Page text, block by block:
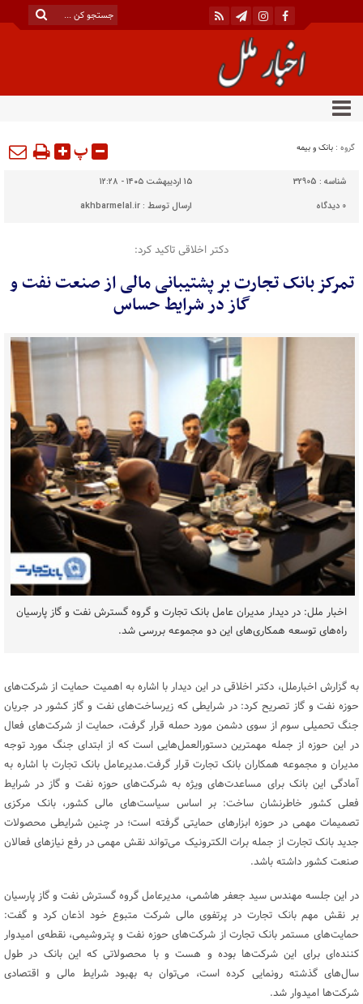
گروه : بانک و بیمه پ
شناسه : 32905
۱۵ اردیبهشت ۱۴۰۵ - ۱۲:۲۸
0 دیدگاه ارسال توسط :akhbarmelal.ir
دکتر اخلاقی تاکید کرد:
تمرکز بانک تجارت بر پشتیبانی مالی از صنعت نفت و
گاز در شرایط حساس
اخبار ملل: در دیدار مدیران عامل بانک تجارت و گروه گسترش نفت و گاز پارسیان
راه‌های توسعه همکاری‌های این دو مجموعه بررسی شد.
به گزارش اخبارملل، دکتر اخلاقی در این دیدار با اشاره به اهمیت حمایت از شرکت‌های
حوزه نفت و گاز تصریح کرد: در شرایطی که زیرساخت‌‌های نفت و گاز کشور در جریان
جنگ تحمیلی سوم از سوی دشمن مورد حمله قرار گرفت، حمایت از شرکت‌های فعال
در این حوزه از جمله مهمترین دستورالعمل‌هایی است که از ابتدای جنگ مورد توجه
مدیران و مجموعه همکاران بانک تجارت قرار گرفت.مدیرعامل بانک تجارت با اشاره به
آمادگی این بانک برای مساعدت‌های ویژه به شرکت‌های حوزه نفت و گاز در شرایط
فعلی کشور خاطرنشان ساخت: بر اساس سیاست‌های مالی کشور، بانک مرکزی
تصمیمات مهمی در حوزه ابزارهای حمایتی گرفته است؛ در چنین شرایطی محصولات
جدید بانک تجارت از جمله برات الکترونیک می‌تواند نقش مهمی در رفع نیازهای فعالان
صنعت کشور داشته باشد.
در این جلسه مهندس سید جعفر هاشمی، مدیرعامل گروه گسترش نفت و گاز پارسیان
بر نقش مهم بانک تجارت در پرتفوی مالی شرکت متبوع خود اذعان کرد و گفت:
حمایت‌های مستمر بانک تجارت از شرکت‌های حوزه نفت و پتروشیمی، نقطه‌ی امیدوار
کننده‌ای برای این شرکت‌ها بوده و هست و با محصولاتی که این بانک در طول
سال‌های گذشته رونمایی کرده است، می‌توان به بهبود شرایط مالی و اقتصادی
شرکت‌ها امیدوار شد.